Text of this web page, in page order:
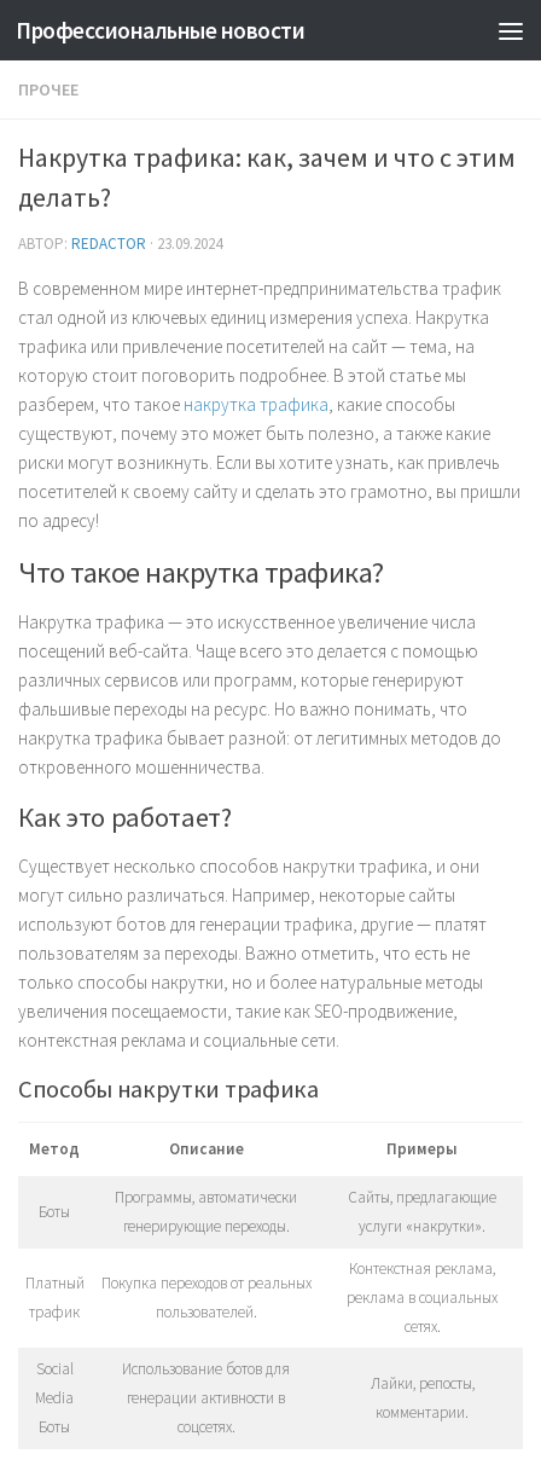
Профессиональные новости
ПРОЧЕЕ
Накрутка трафика: как, зачем и что с этим
делать?
АВТОР: REDACTOR · 23.09.2024
В современном мире интернет-предпринимательства трафик
стал одной из ключевых единиц измерения успеха. Накрутка
трафика или привлечение посетителей на сайт — тема, на
которую стоит поговорить подробнее. В этой статье мы
разберем, что такое накрутка трафика, какие способы
существуют, почему это может быть полезно, а также какие
риски могут возникнуть. Если вы хотите узнать, как привлечь
посетителей к своему сайту и сделать это грамотно, вы пришли
по адресу!
Что такое накрутка трафика?
Накрутка трафика — это искусственное увеличение числа
посещений веб-сайта. Чаще всего это делается с помощью
различных сервисов или программ, которые генерируют
фальшивые переходы на ресурс. Но важно понимать, что
накрутка трафика бывает разной: от легитимных методов до
откровенного мошенничества.
Как это работает?
Существует несколько способов накрутки трафика, и они
могут сильно различаться. Например, некоторые сайты
используют ботов для генерации трафика, другие — платят
пользователям за переходы. Важно отметить, что есть не
только способы накрутки, но и более натуральные методы
увеличения посещаемости, такие как SEO-продвижение,
контекстная реклама и социальные сети.
Способы накрутки трафика
Метод Описание Примеры
Боты
Программы, автоматически
генерирующие переходы.
Сайты, предлагающие
услуги «накрутки».
Платный
трафик
Покупка переходов от реальных
пользователей.
Контекстная реклама,
реклама в социальных
сетях.
Social
Media
Боты
Использование ботов для
генерации активности в
соцсетях.
Лайки, репосты,
комментарии.